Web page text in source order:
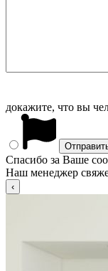
докажите, что вы
Спасибо за Ваше
Наш менеджер